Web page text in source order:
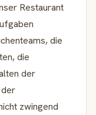
Restaurant
die
die
der
zwingend